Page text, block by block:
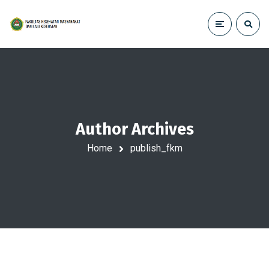
Author Archives
Home publish_fkm